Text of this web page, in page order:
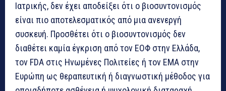
Ιατρικής, δεν έχει αποδείξει ότι ο βιοσυντονισμός
είναι πιο αποτελεσματικός από μια ανενεργή
συσκευή. Προσθέτει ότι ο βιοσυντονισμός δεν
διαθέτει καμία έγκριση από τον ΕΟΦ στην Ελλάδα,
τον FDA στις Ηνωμένες Πολιτείες ή τον EMA στην
Ευρώπη ως θεραπευτική ή διαγνωστική μέθοδος για